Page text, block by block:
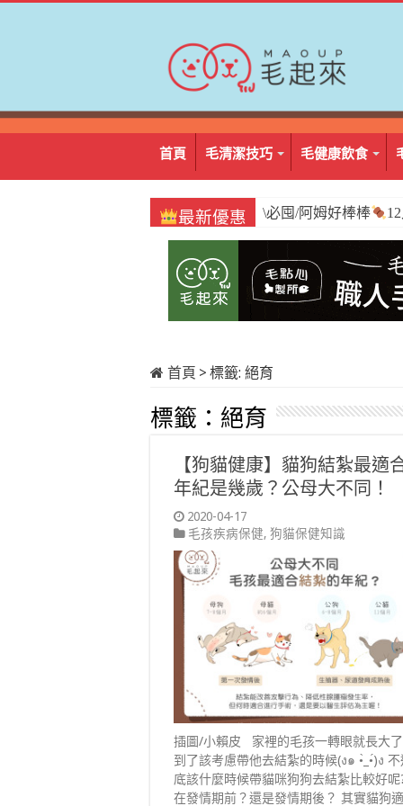
首頁 毛清潔技巧 毛健康飲食
最新優惠 \必囤/阿姆好棒棒
首頁 > 標籤: 絕育
標籤： 絕育
【狗貓健康】貓狗結紮最適
年紀是幾歲？公母大不同！
2020-04-17
毛孩疾病保健, 狗貓保健知識
插圖/小賴皮 家裡的毛孩一轉眼就長大
到了該考慮帶他去結紮的時候(ง๑ •̀_•́)ง 不
底該什麼時候帶貓咪狗狗去結紮比較好呢
在發情期前？還是發情期後？ 其實貓狗